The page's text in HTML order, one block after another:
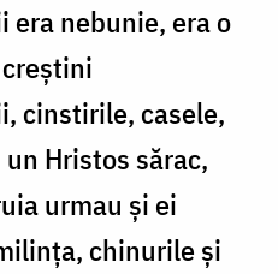
era nebunie, era o
cinstirile, casele,
Hristos sărac,
urmau și ei
chinurile și